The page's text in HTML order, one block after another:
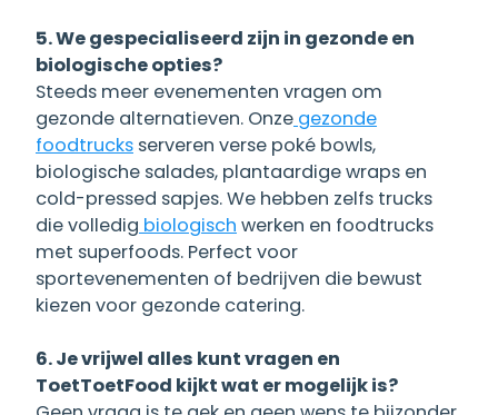
5. We gespecialiseerd zijn in gezonde en
biologische opties?
Steeds meer evenementen vragen om
gezonde alternatieven. Onze gezonde
foodtrucks serveren verse poké bowls,
biologische salades, plantaardige wraps en
cold-pressed sapjes. We hebben zelfs trucks
die volledig biologisch werken en foodtrucks
met superfoods. Perfect voor
sportevenementen of bedrijven die bewust
kiezen voor gezonde catering.
6. Je vrijwel alles kunt vragen en
ToetToetFood kijkt wat er mogelijk is?